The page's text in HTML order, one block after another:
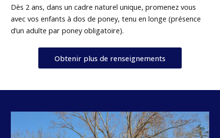
Dès 2 ans, dans un cadre naturel unique, promenez vous
avec vos enfants à dos de poney, tenu en longe (présence
d’un adulte par poney obligatoire).
Obtenir plus de renseignements